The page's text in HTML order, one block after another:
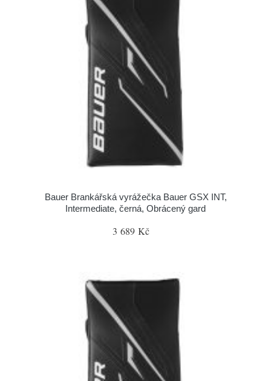
Bauer Brankářská vyrážečka Bauer GSX INT,
Intermediate, černá, Obrácený gard
3 689 Kč